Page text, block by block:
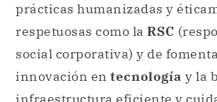
prácticas humanizadas y
respetuosas como la RSC
social corporativa) y de
innovación en tecnología y la